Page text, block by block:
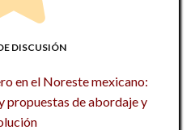
DISCUSIÓN
en el Noreste mexicano:
propuestas de abordaje y